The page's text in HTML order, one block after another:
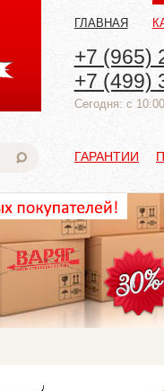
ГЛАВНАЯ
+7 (965)
+7 (499)
Cегодня: с
ГАРАНТИИ